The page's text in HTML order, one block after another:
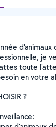
je
toute
en votre
?